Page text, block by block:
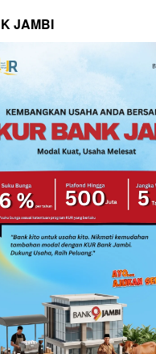
JAMBI